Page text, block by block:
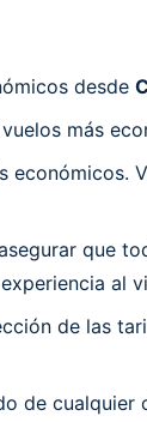
desde
más
que
al
de las
de cualquier